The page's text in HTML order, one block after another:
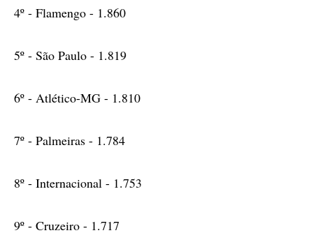
4º - Flamengo - 1.860
5º - São Paulo - 1.819
6º - Atlético-MG - 1.810
7º - Palmeiras - 1.784
8º - Internacional - 1.753
9º - Cruzeiro - 1.717